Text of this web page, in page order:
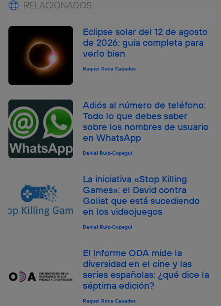
RELACIONADOS
Eclipse solar del 12 de agosto
de 2026: guía completa para
verlo bien
Raquel Roca Cabades
Adiós al número de teléfono:
Todo lo que debes saber
sobre los nombres de usuario
en WhatsApp
Daniel Ruiz-Gopegui
La iniciativa «Stop Killing
Games»: el David contra
Goliat que está sucediendo
en los videojuegos
Daniel Ruiz-Gopegui
El Informe ODA mide la
diversidad en el cine y las
series españolas: ¿qué dice la
séptima edición?
Raquel Roca Cabades